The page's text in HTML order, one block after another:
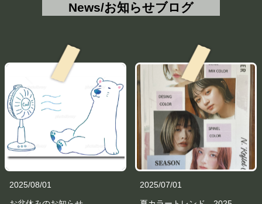
News/お知らせブログ
2025/08/01
2025/07/01